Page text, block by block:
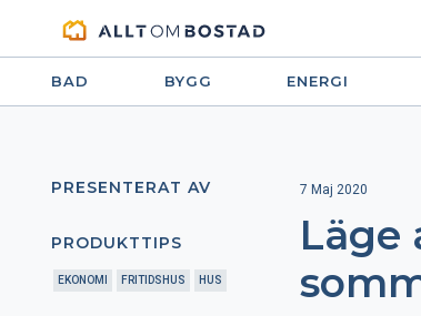
BAD BYGG ENERGI
7 Maj 2020
Läge
PRESENTERAT AV
PRODUKTTIPS
EKONOMI FRITIDSHUS HUS